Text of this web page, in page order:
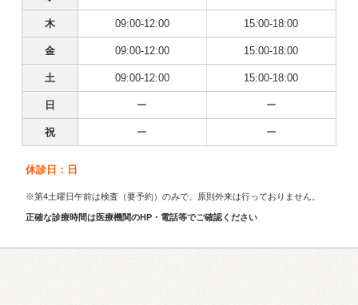
木 09:00-12:00 15:00-18:00
金 09:00-12:00 15:00-18:00
土 09:00-12:00 15:00-18:00
日 ー ー
祝 ー ー
休診日：日
※第4土曜日午前は検査（要予約）のみで、原則外来は行っておりません。
正確な診療時間は医療機関のHP・電話等でご確認ください